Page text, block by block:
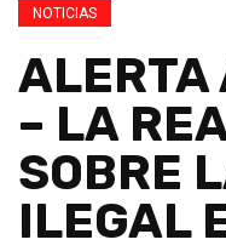
NOTICIAS
ALERTA
– LA
SOBRE
ILEGAL